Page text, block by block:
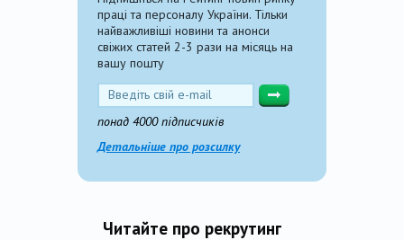
праці та персоналу України. Тільки
найважливіші новини та анонси
свіжих статей 2-3 рази на місяць на
вашу пошту
понад 4000 підписчиків
Детальніше про розсилку
Читайте про рекрутинг